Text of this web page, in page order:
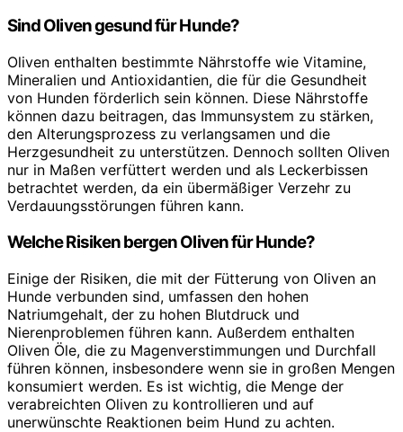
Sind Oliven gesund für Hunde?
Oliven enthalten bestimmte Nährstoffe wie Vitamine,
Mineralien und Antioxidantien, die für die Gesundheit
von Hunden förderlich sein können. Diese Nährstoffe
können dazu beitragen, das Immunsystem zu stärken,
den Alterungsprozess zu verlangsamen und die
Herzgesundheit zu unterstützen. Dennoch sollten Oliven
nur in Maßen verfüttert werden und als Leckerbissen
betrachtet werden, da ein übermäßiger Verzehr zu
Verdauungsstörungen führen kann.
Welche Risiken bergen Oliven für Hunde?
Einige der Risiken, die mit der Fütterung von Oliven an
Hunde verbunden sind, umfassen den hohen
Natriumgehalt, der zu hohen Blutdruck und
Nierenproblemen führen kann. Außerdem enthalten
Oliven Öle, die zu Magenverstimmungen und Durchfall
führen können, insbesondere wenn sie in großen Mengen
konsumiert werden. Es ist wichtig, die Menge der
verabreichten Oliven zu kontrollieren und auf
unerwünschte Reaktionen beim Hund zu achten.